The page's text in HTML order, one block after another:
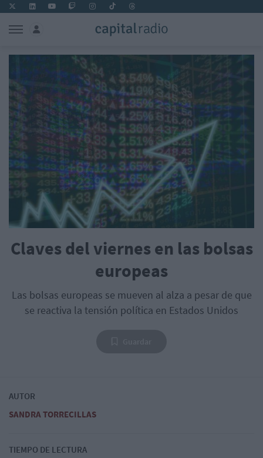
Claves del viernes en las bolsas
europeas
Las bolsas europeas se mueven al alza a pesar de que
se reactiva la tensión política en Estados Unidos
AUTOR
SANDRA TORRECILLAS
TIEMPO DE LECTURA